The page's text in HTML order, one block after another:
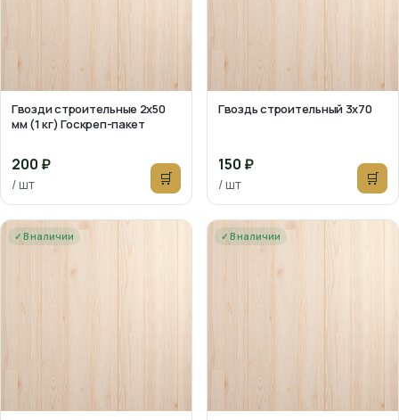
Гвозди строительные 2х50
мм (1 кг) Госкреп-пакет
200 ₽
/ шт 🛒
Гвоздь строительный 3х70
150 ₽
/ шт 🛒
✓ В наличии ✓ В наличии